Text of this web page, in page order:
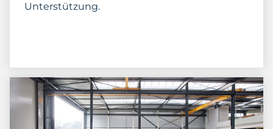
Unterstützung.